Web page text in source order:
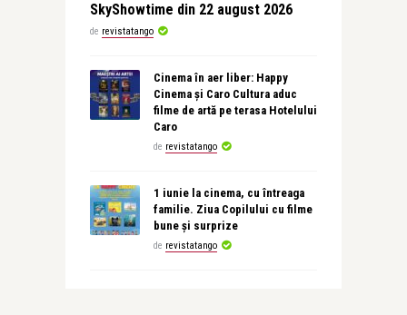
SkyShowtime din 22 august 2026
de revistatango
Cinema în aer liber: Happy
Cinema și Caro Cultura aduc
filme de artă pe terasa Hotelului
Caro
de revistatango
1 iunie la cinema, cu întreaga
familie. Ziua Copilului cu filme
bune și surprize
de revistatango